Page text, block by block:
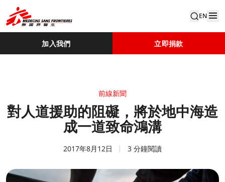
EN
加入我們 立即捐款
前線新聞
對人道援助的阻礙，將於地中海造
成一道致命鴻溝
2017年8月12日 3 分鐘閱讀